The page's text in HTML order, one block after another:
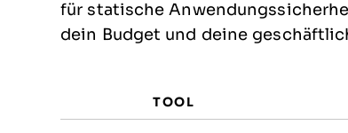
für statische
dein Budget und deine
TOOL